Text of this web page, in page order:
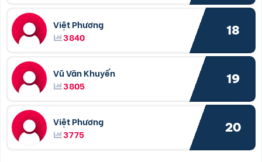
Việt Phương
3840
18
Vũ Văn Khuyến
3805
19
Việt Phương
3775
20